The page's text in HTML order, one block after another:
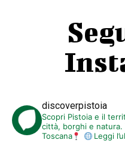
discoverpistoia
Scopri Pistoia e il
città, borghi e
Toscana
Leggi